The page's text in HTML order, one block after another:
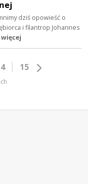
dziś opowieść o
i filantrop Johannes
15